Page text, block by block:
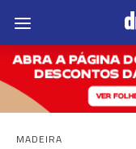
MADEIRA